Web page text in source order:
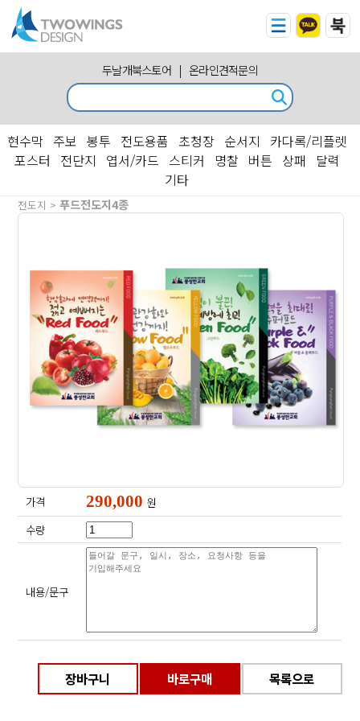
두날개북스토어 | 온라인견적문의
현수막 주보 봉투 전도용품 초청장 순서지
카다록/리플렛
포스터
전단지 엽서/카드 스티커 명찰 버튼 상패
달력
기타
전도지 >푸드전도지4종
가격 290,000 원
수량
내용/문구
장바구니 바로구매 목록으로